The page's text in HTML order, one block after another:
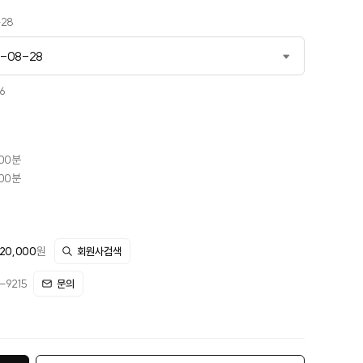
08-28
14
28
27
분
분
원 회원사검색
9215 문의